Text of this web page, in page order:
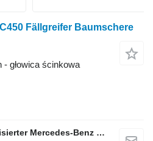
Fällgreifer Baumschere
głowica ścinkowa
Stefan Ebert GmbH - Autorisierter Mercedes-Benz Servicepartner